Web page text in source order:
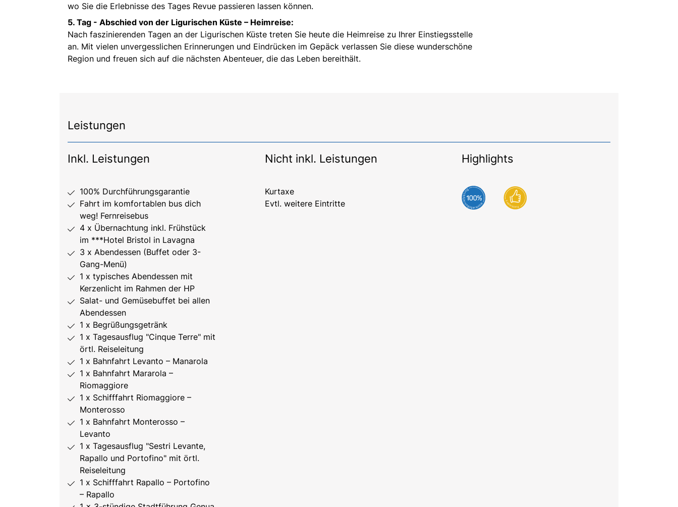
wo Sie die Erlebnisse des Tages Revue passieren lassen können.
5. Tag - Abschied von der Ligurischen Küste – Heimreise:
Nach faszinierenden Tagen an der Ligurischen Küste treten Sie heute die Heimreise zu Ihrer Einstiegsstelle
an. Mit vielen unvergesslichen Erinnerungen und Eindrücken im Gepäck verlassen Sie diese wunderschöne
Region und freuen sich auf die nächsten Abenteuer, die das Leben bereithält.
Leistungen
Inkl. Leistungen
100% Durchführungsgarantie
Fahrt im komfortablen bus dich
weg! Fernreisebus
4 x Übernachtung inkl. Frühstück
im ***Hotel Bristol in Lavagna
3 x Abendessen (Buffet oder 3-
Gang-Menü)
1 x typisches Abendessen mit
Kerzenlicht im Rahmen der HP
Salat- und Gemüsebuffet bei allen
Abendessen
1 x Begrüßungsgetränk
1 x Tagesausflug "Cinque Terre" mit
örtl. Reiseleitung
1 x Bahnfahrt Levanto – Manarola
1 x Bahnfahrt Mararola –
Riomaggiore
1 x Schifffahrt Riomaggiore –
Monterosso
1 x Bahnfahrt Monterosso –
Levanto
1 x Tagesausflug "Sestri Levante,
Rapallo und Portofino" mit örtl.
Reiseleitung
1 x Schifffahrt Rapallo – Portofino
– Rapallo
Nicht inkl. Leistungen
Kurtaxe
Evtl. weitere Eintritte
Highlights